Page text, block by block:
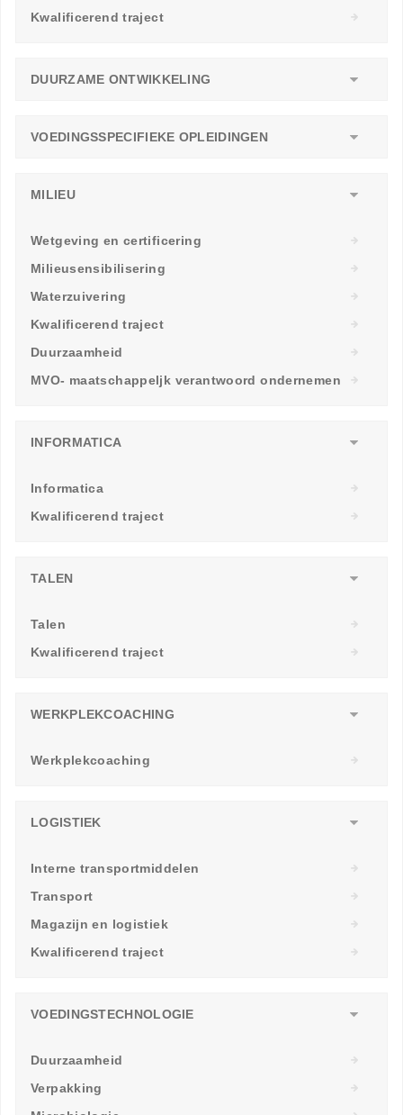
Kwalificerend traject
DUURZAME ONTWIKKELING
VOEDINGSSPECIFIEKE OPLEIDINGEN
MILIEU
Wetgeving en certificering
Milieusensibilisering
Waterzuivering
Kwalificerend traject
Duurzaamheid
MVO- maatschappeljk verantwoord ondernemen
INFORMATICA
Informatica
Kwalificerend traject
TALEN
Talen
Kwalificerend traject
WERKPLEKCOACHING
Werkplekcoaching
LOGISTIEK
Interne transportmiddelen
Transport
Magazijn en logistiek
Kwalificerend traject
VOEDINGSTECHNOLOGIE
Duurzaamheid
Verpakking